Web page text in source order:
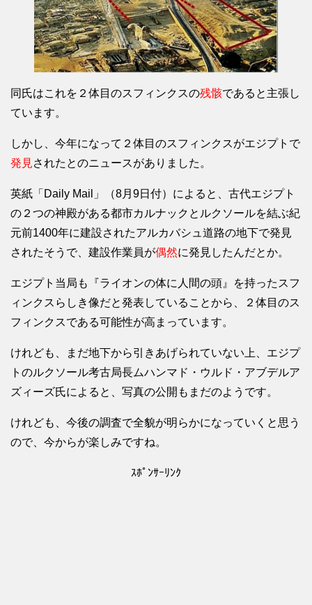
同氏はこれを２体目のスフィンクスの残骸であると主張し
ています。
しかし、今年になって２体目のスフィンクスがエジプトで
発見されたとのニュースがありました。
英紙「Daily Mail」（8月9日付）によると、古代エジプト
の２つの神殿がある都市カルナックとルクソールを結ぶ紀
元前1400年に建設されたアルカバシュ道路の地下で発見
されたそうで、建設作業員が偶然に発見したんだとか。
エジプト当局も『ライオンの体に人間の頭』を持ったスフ
ィンクスらしき像だと発表していることから、２体目のス
フィンクスである可能性が高まっています。
けれども、まだ地下から引きあげられていない上、エジプ
トのルクソール考古局長ムハンマド・ウルド・アブデルア
ズィーズ氏によると、写真の公開もまだのようです。
けれども、今後の調査で全貌が明らかになっていくと思う
ので、今からが楽しみですね。
ｽﾎﾟﾝｻｰﾘﾝｸ